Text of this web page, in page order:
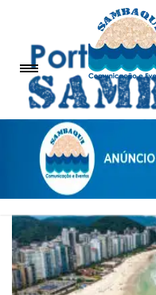
Turismo